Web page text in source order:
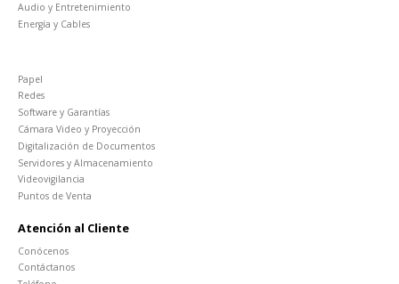
Audio y Entretenimiento
Energía y Cables
Papel
Redes
Software y Garantías
Cámara Video y Proyección
Digitalización de Documentos
Servidores y Almacenamiento
Videovigilancia
Puntos de Venta
Atención al Cliente
Conócenos
Contáctanos